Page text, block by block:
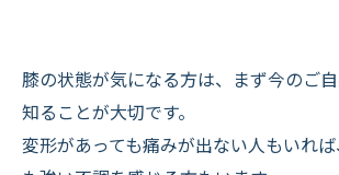
膝の状態が気になる方は、まず今のご
知ることが大切です。
変形があっても痛みが出ない人もいれ